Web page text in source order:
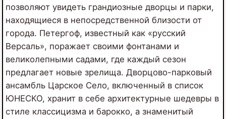
позволяют увидеть грандиозные дворцы и парки,
находящиеся в непосредственной близости от
города. Петергоф, известный как «русский
Версаль», поражает своими фонтанами и
великолепными садами, где каждый сезон
предлагает новые зрелища. Дворцово-парковый
ансамбль Царское Село, включенный в список
ЮНЕСКО, хранит в себе архитектурные шедевры в
стиле классицизма и барокко, а знаменитый